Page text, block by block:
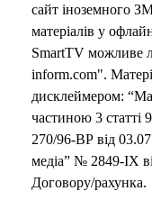
сайт іноземного
матеріалів у
SmartTV можливе
inform.com".
дисклеймером:
частиною 3
270/96-ВР від
медіа” № 2849-IX
Договору/рахунка.